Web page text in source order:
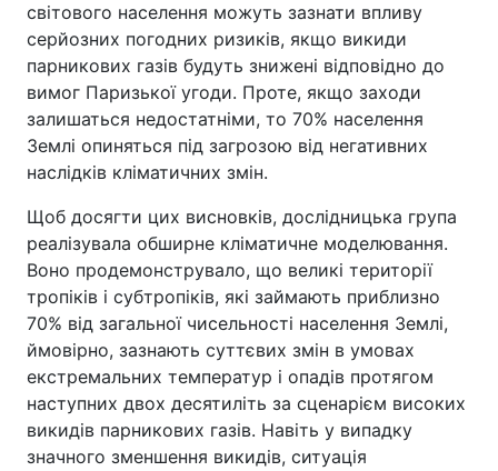
світового населення можуть зазнати впливу
серйозних погодних ризиків, якщо викиди
парникових газів будуть знижені відповідно до
вимог Паризької угоди. Проте, якщо заходи
залишаться недостатніми, то 70% населення
Землі опиняться під загрозою від негативних
наслідків кліматичних змін.
Щоб досягти цих висновків, дослідницька група
реалізувала обширне кліматичне моделювання.
Воно продемонструвало, що великі території
тропіків і субтропіків, які займають приблизно
70% від загальної чисельності населення Землі,
ймовірно, зазнають суттєвих змін в умовах
екстремальних температур і опадів протягом
наступних двох десятиліть за сценарієм високих
викидів парникових газів. Навіть у випадку
значного зменшення викидів, ситуація